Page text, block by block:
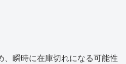
、瞬時に在庫切れになる可能性